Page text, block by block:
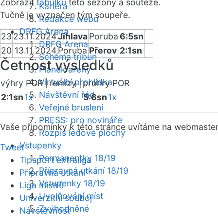
Kariéra
Redakce webu
DRFG Arena
DRFG Arena
Schéma tribun
Plánek areny
Virtuální prohlídka
Návštěvní řád
Veřejné bruslení
PRESS: pro novináře
Rozpis ledové plochy
Vstupenky
Permanentky 18/19
Přípravná utkání 18/19
Vstupenky 18/19
Uvolňování míst
Zvýhodněné
Zobrazit tabulku této sezóny a soutěže.
Tučně je vyznačen tým soupeře.
2323.11.2024JihlavaPoruba6:5sn
20 13.11.2024Poruba Přerov 2:1sn
Četnost výsledků
výhry POR |remízy |prohry POR
2:1sn1x 5:6sn1x
Vaše připomínky k této stránce uvítáme na webmaster
Tweet
Tipsport extraliga
Přípravná utkání
Liga mistrů
Univerzitní souboj
Návštěvnost